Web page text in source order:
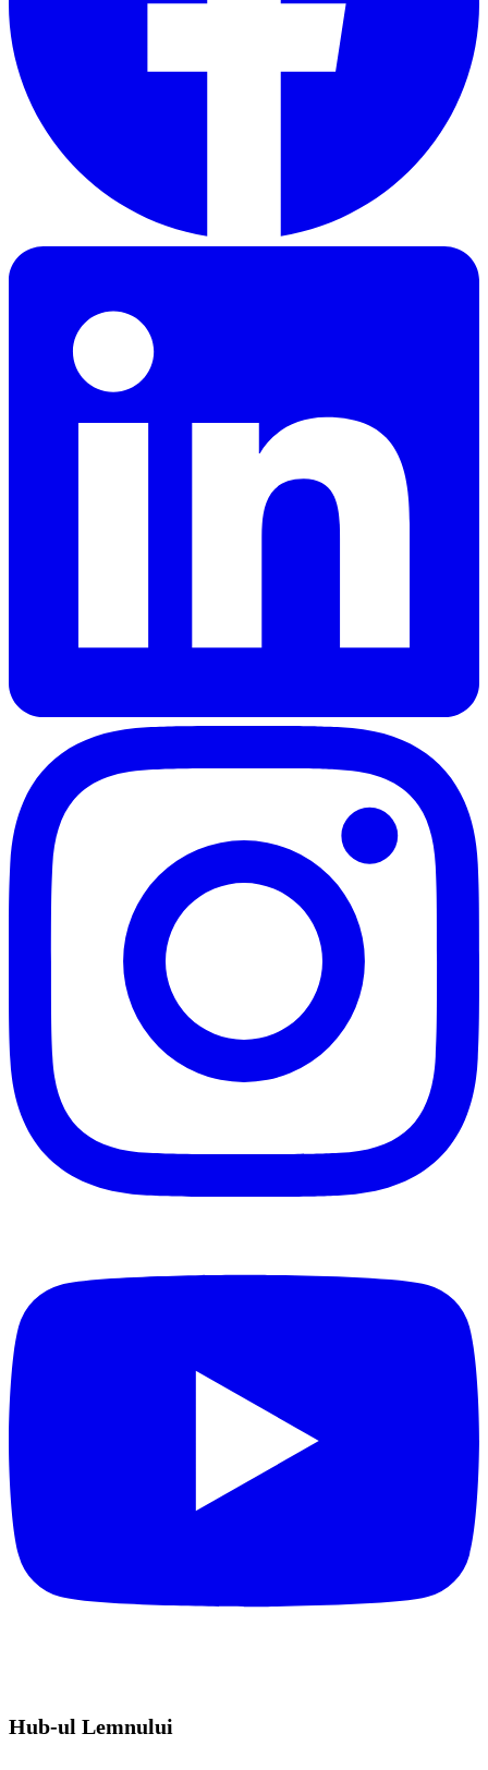
Hub-ul Lemnului